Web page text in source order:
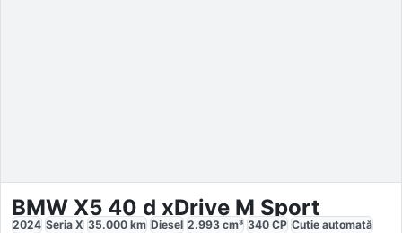
BMW X5 40 d xDrive M Sport
2024 Seria X 35.000 km Diesel 2.993 cm³ 340 CP Cutie automată